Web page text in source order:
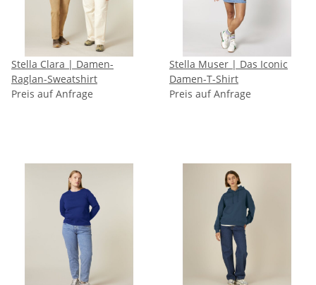
Stella Clara | Damen-
Raglan-Sweatshirt
Preis auf Anfrage
Stella Muser | Das Iconic
Damen-T-Shirt
Preis auf Anfrage